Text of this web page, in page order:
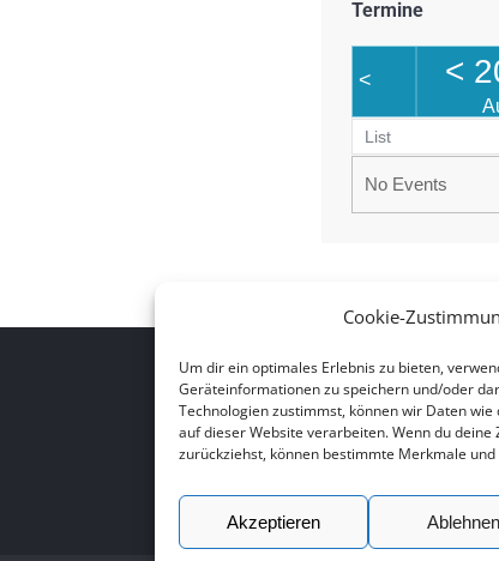
Cookie-
Um dir ein optimales Erlebnis zu bieten,
Geräteinformationen zu speichern und/oder
Technologien zustimmst, können wir Daten
auf dieser Website verarbeiten. Wenn du
zurückziehst, können bestimmte Merkmale
Akzeptieren Ablehnen
Termine
< <
List
No Events
Rechtliches
Impressum